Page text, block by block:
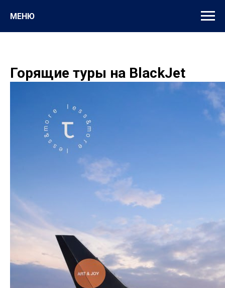
МЕНЮ
Горящие туры на BlackJet